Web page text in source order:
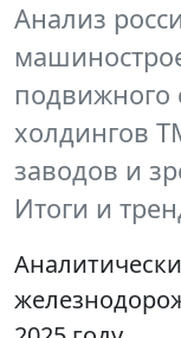
Анализ
подвижного
холдингов
заводов и
Итоги и